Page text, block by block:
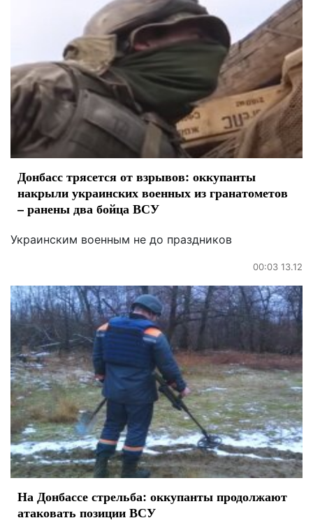
Донбасс трясется от взрывов: оккупанты
накрыли украинских военных из гранатометов
– ранены два бойца ВСУ
Украинским военным не до праздников
00:03 13.12
На Донбассе стрельба: оккупанты продолжают
атаковать позиции ВСУ